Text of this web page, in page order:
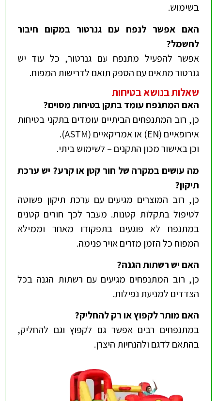
בשימוש.
האם אפשר לנפח עם גנרטור במקום חיבור
לחשמל?
אפשר להפעיל מתנפח עם גנרטור, כל עוד יש
גנרטור מתאים עם הספק תואם לדרישות המפוח.
שאלות בנושא בטיחות
האם המתנפח עומד בתקן בטיחות מסוים?
כן, רוב המתנפחים הביתיים עומדים בתקני בטיחות
אירופאיים (EN) או אמריקאיים (ASTM).
וכן באישור מכון התקנים – לשימוש ביתי.
מה עושים במקרה של חור קטן או קרע? יש ערכת
תיקון?
כן, רוב המוצרים מגיעים עם ערכת תיקון פשוטה
לטיפול בתקלות קטנות. מעבר לכך חורים קטנים
במתנפח לא פוגעים בתפקודו מאחר וממילא
המפוח כל הזמן מזרים אויר פנימה.
האם יש רשתות הגנה?
כן, רוב המתנפחים מגיעים עם רשתות הגנה בכל
הצדדים למניעת נפילות.
האם מותר לקפוץ או רק להחליק?
במתנפחים רבים אפשר גם לקפוץ וגם להחליק,
בהתאם לדגם ולהנחיות היצרן.